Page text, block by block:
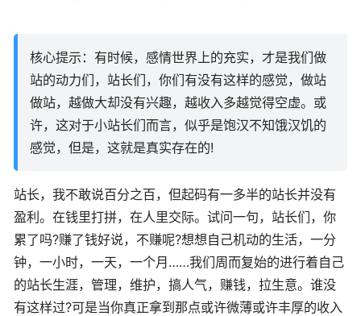
核心提示：有时候，感情世界上的充实，才是我们做
站的动力们，站长们，你们有没有这样的感觉，做站
做站，越做大却没有兴趣，越收入多越觉得空虚。或
许，这对于小站长们而言，似乎是饱汉不知饿汉饥的
感觉，但是，这就是真实存在的!
站长，我不敢说百分之百，但起码有一多半的站长并没有
盈利。在钱里打拼，在人里交际。试问一句，站长们，你
累了吗?赚了钱好说，不赚呢?想想自己机动的生活，一分
钟，一小时，一天，一个月……我们周而复始的进行着自己
的站长生涯，管理，维护，搞人气，赚钱，拉生意。谁没
有这样过?可是当你真正拿到那点或许微薄或许丰厚的收入